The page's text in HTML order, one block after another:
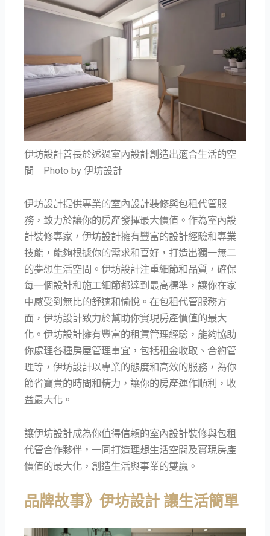
伊坊設計善長於透過室內設計創造出適合生活的空
間 Photo by 伊坊設計
伊坊設計提供專業的室內設計裝修與包租代管服
務，致力於讓你的房產發揮最大價值。作為室內設
計裝修專家，伊坊設計擁有豐富的設計經驗和專業
技能，能夠根據你的需求和喜好，打造出獨一無二
的夢想生活空間。伊坊設計注重細節和品質，確保
每一個設計和施工細節都達到最高標準，讓你在家
中感受到無比的舒適和愉悅。在包租代管服務方
面，伊坊設計致力於幫助你實現房產價值的最大
化。伊坊設計擁有豐富的租賃管理經驗，能夠協助
你處理各種房屋管理事宜，包括租金收取、合約管
理等，伊坊設計以專業的態度和高效的服務，為你
節省寶貴的時間和精力，讓你的房產運作順利，收
益最大化。
讓伊坊設計成為你值得信賴的室內設計裝修與包租
代管合作夥伴，一同打造理想生活空間及實現房產
價值的最大化，創造生活與事業的雙贏。
品牌故事》伊坊設計 讓生活簡單